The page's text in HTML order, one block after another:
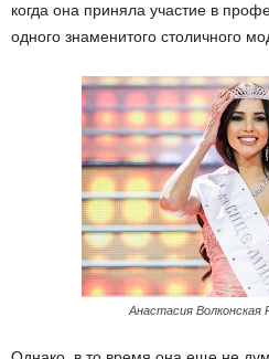
когда она приняла участие в
одного знаменитого столичного
Анастасия